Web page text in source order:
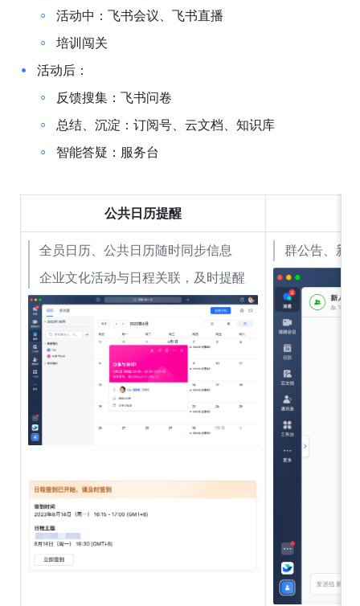
活动中：飞书会议、飞书直播
培训闯关
活动后：
反馈搜集：飞书问卷
总结、沉淀：订阅号、云文档、知识库
智能答疑：服务台
公共日历提醒
全员日历、公共日历随时同步信息
企业文化活动与日程关联，及时提醒
群公告、新